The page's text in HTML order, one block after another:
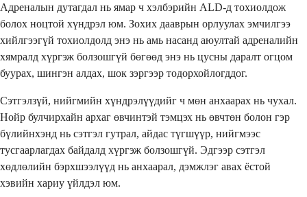
Адреналын дутагдал нь ямар ч хэлбэрийн ALD-д тохиолдож
болох ноцтой хүндрэл юм. Зохих дааврын орлуулах эмчилгээ
хийлгээгүй тохиолдолд энэ нь амь насанд аюултай адреналийн
хямралд хүргэж болзошгүй бөгөөд энэ нь цусны даралт огцом
буурах, шингэн алдах, шок зэргээр тодорхойлогддог.
Сэтгэлзүй, нийгмийн хүндрэлүүдийг ч мөн анхаарах нь чухал.
Нойр булчирхайн архаг өвчинтэй тэмцэх нь өвчтөн болон гэр
бүлийнхэнд нь сэтгэл гутрал, айдас түгшүүр, нийгмээс
тусгаарлагдах байдалд хүргэж болзошгүй. Эдгээр сэтгэл
хөдлөлийн бэрхшээлүүд нь анхаарал, дэмжлэг авах ёстой
хэвийн хариу үйлдэл юм.